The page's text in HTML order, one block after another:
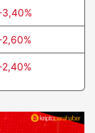
3,40%
2,60%
2,40%